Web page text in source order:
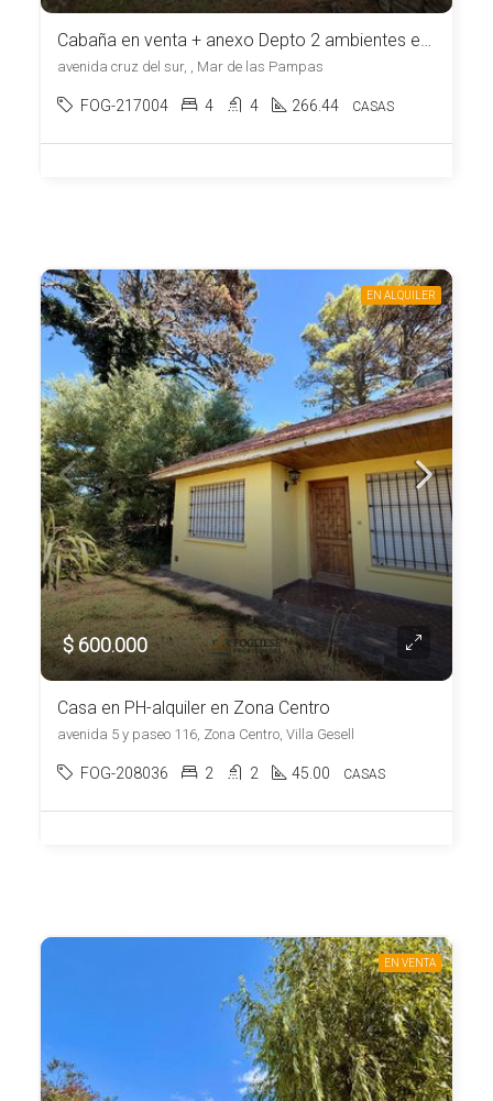
Cabaña en venta + anexo Depto 2 ambientes en Mar de las Pampas
avenida cruz del sur, , Mar de las Pampas
FOG-217004 4 4 266.44 CASAS
EN ALQUILER
$ 600.000
Casa en PH-alquiler en Zona Centro
avenida 5 y paseo 116, Zona Centro, Villa Gesell
FOG-208036 2 2 45.00 CASAS
EN VENTA